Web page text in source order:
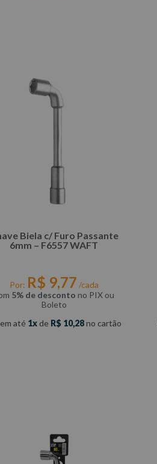
Biela c/ Furo Passante
6mm – F6557 WAFT
Por: R$ 9,77 /cada
5% de desconto no PIX ou
Boleto
até 1 de R$ 10,28no cartão